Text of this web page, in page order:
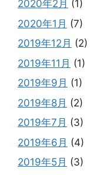
2020年2月 (1)
2020年1月 (7)
2019年12月 (2)
2019年11月 (1)
2019年9月 (1)
2019年8月 (2)
2019年7月 (3)
2019年6月 (4)
2019年5月 (3)